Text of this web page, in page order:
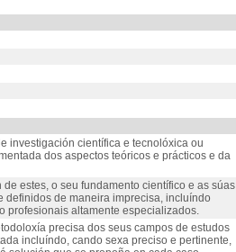
investigación científica e tecnolóxica ou
dos aspectos teóricos e prácticos e da
estes, o seu fundamento científico e as súas
de maneira imprecisa, incluíndo
profesionais altamente especializados.
precisa dos seus campos de estudos
incluíndo, cando sexa preciso e pertinente,